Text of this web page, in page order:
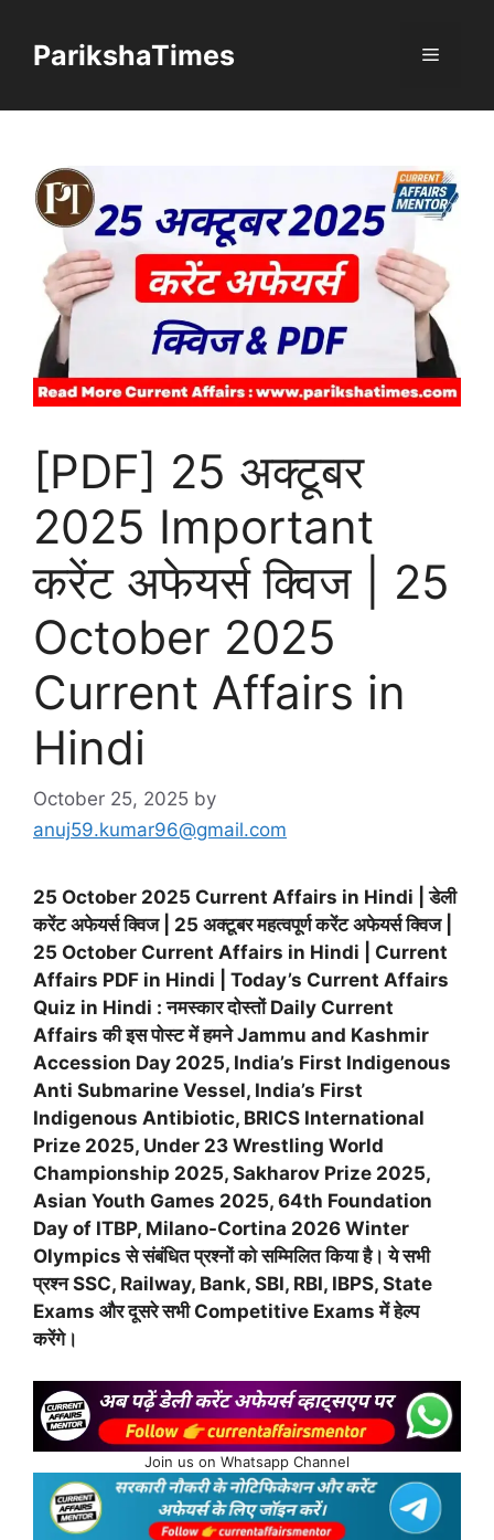
contentParikshaTimes Menu
[PDF] 25 अक्टूबर
2025 Important
करेंट अफेयर्स क्विज | 25
October 2025
Current Affairs in
Hindi
October 25, 2025 by
anuj59.kumar96@gmail.com
25 October 2025 Current Affairs in Hindi | डेली
करेंट अफेयर्स क्विज | 25 अक्टूबर महत्वपूर्ण करेंट अफेयर्स क्विज |
25 October Current Affairs in Hindi | Current
Affairs PDF in Hindi | Today’s Current Affairs
Quiz in Hindi : नमस्कार दोस्तों Daily Current
Affairs की इस पोस्ट में हमने Jammu and Kashmir
Accession Day 2025, India’s First Indigenous
Anti Submarine Vessel, India’s First
Indigenous Antibiotic, BRICS International
Prize 2025, Under 23 Wrestling World
Championship 2025, Sakharov Prize 2025,
Asian Youth Games 2025, 64th Foundation
Day of ITBP, Milano-Cortina 2026 Winter
Olympics से संबंधित प्रश्नों को सम्मिलित किया है। ये सभी
प्रश्न SSC, Railway, Bank, SBI, RBI, IBPS, State
Exams और दूसरे सभी Competitive Exams में हेल्प
करेंगे।
Join us on Whatsapp Channel